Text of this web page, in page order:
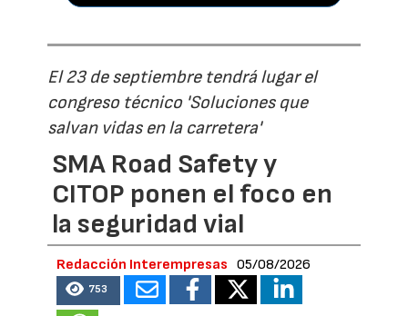
El 23 de septiembre tendrá lugar el
congreso técnico 'Soluciones que
salvan vidas en la carretera'
SMA Road Safety y
CITOP ponen el foco en
la seguridad vial
Redacción Interempresas 05/08/2026
753